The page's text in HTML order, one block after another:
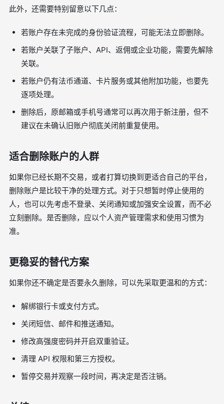
此外，还需要特别留意以下几点：
若账户存在未完成的身份验证流程，可能无法立即删除。
若账户关联了子账户、API、返佣或企业功能，需要先解除
关联。
若账户仍有法币通道、卡片服务或其他附加功能，也要先
逐项处理。
删除后，原邮箱或手机号通常可以再次用于新注册，但不
建议在未确认旧账户彻底关闭前重复使用。
适合删除账户的人群
如果你已经长期不交易，或者打算切换到更适合自己的平台，
删除账户是比较干净的处理方式。对于只想暂时停止使用的
人，也可以先考虑不登录、关闭通知或加强安全设置，而不必
立刻删除。是否删除，应以个人资产管理需求和使用习惯为
准。
更稳妥的替代方案
如果你还不确定是否要永久删除，可以先采取更温和的方式：
解绑银行卡或支付方式。
关闭短信、邮件和推送通知。
修改高强度密码并开启双重验证。
清理 API 权限和第三方授权。
暂停交易并观察一段时间，再决定是否注销。